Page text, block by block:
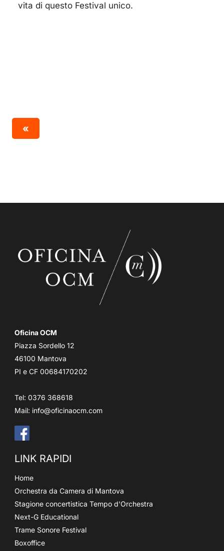
vita di questo Festival unico.
«
Oficina OCM
Piazza Sordello 12
46100 Mantova
PI e CF 00684170202
Tel: 0376 368618
Mail: info@oficinaocm.com
LINK RAPIDI
Home
Orchestra da Camera di Mantova
Stagione concertistica Tempo d'Orchestra
Next-G Educational
Trame Sonore Festival
Boxoffice